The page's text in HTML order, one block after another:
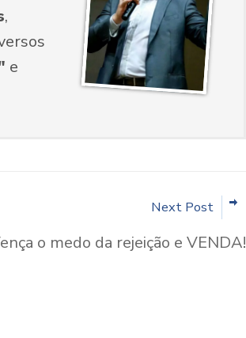
,
e
Next Post
o medo da rejeição e VENDA!